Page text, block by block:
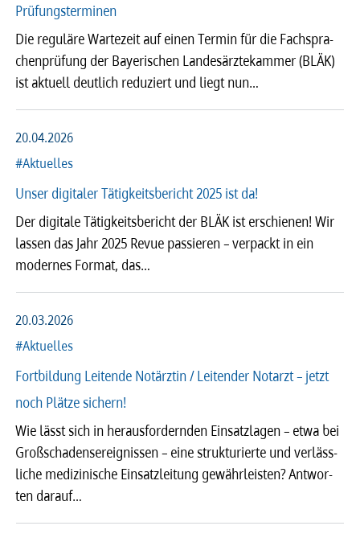
Prüfungsterminen
Die regu­läre Warte­zeit auf einen Termin für die Fach­spra­
chen­prü­fung der Baye­ri­schen Landes­ärz­te­kam­mer (BLÄK)
ist aktu­ell deut­lich redu­ziert und liegt nun…
20.04.2026
#Aktuelles
Unser digitaler Tätigkeitsbericht 2025 ist da!
Der digi­tale Tätig­keits­be­richt der BLÄK ist erschie­nen! Wir
lassen das Jahr 2025 Revue passie­ren – verpackt in ein
moder­nes Format, das…
20.03.2026
#Aktuelles
Fortbildung Leitende Notärztin / Leitender Notarzt – jetzt
noch Plätze sichern!
Wie lässt sich in heraus­for­dern­den Einsatz­la­gen – etwa bei
Groß­scha­den­ser­eig­nis­sen – eine struk­tu­rierte und verläss­
li­che medi­zi­ni­sche Einsatz­lei­tung gewähr­leis­ten? Antwor­
ten darauf…